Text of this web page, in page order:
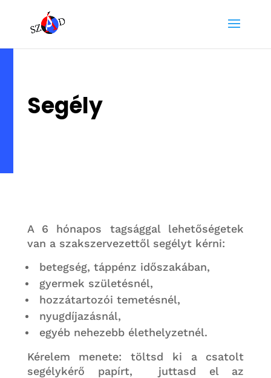
Segély
A 6 hónapos tagsággal lehetőségetek
van a szakszervezettől segélyt kérni:
betegség, táppénz időszakában,
gyermek születésnél,
hozzátartozói temetésnél,
nyugdíjazásnál,
egyéb nehezebb élethelyzetnél.
Kérelem menete: töltsd ki a csatolt
segélykérő papírt, juttasd el az